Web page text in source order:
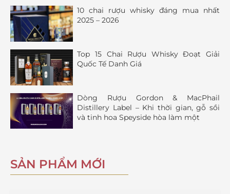
10 chai rượu whisky đáng mua nhất
2025 – 2026
Top 15 Chai Rượu Whisky Đoạt Giải
Quốc Tế Danh Giá
Dòng Rượu Gordon & MacPhail
Distillery Label – Khi thời gian, gỗ sồi
và tinh hoa Speyside hòa làm một
SẢN PHẨM MỚI